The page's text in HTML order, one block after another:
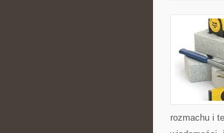
rozmachu i